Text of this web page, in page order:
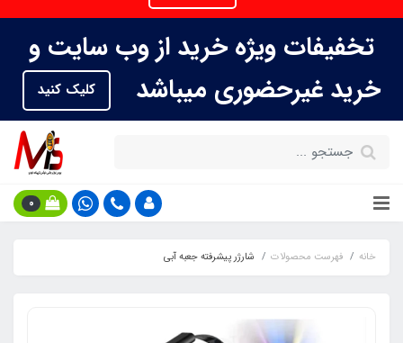
تخفیفات ویژه خرید از وب سایت و
خرید غیرحضوری میباشد
کلیک کنید
0
خانه فهرست محصولات شارژر پیشرفته جعبه آبی